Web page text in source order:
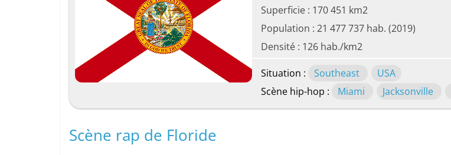
Superficie : 170 451 km2
Population : 21 477 737 hab. (2019)
Densité : 126 hab./km2
Situation : Southeast
USA
Scène hip-hop :
Miami Jacksonville
Scène rap de Floride